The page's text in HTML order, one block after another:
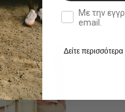
double opt in
Με την
email.
Δείτε